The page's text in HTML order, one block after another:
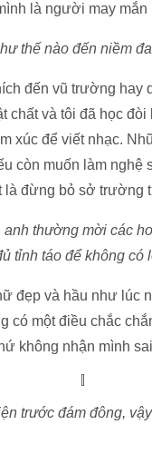
là người may mắn
thế nào đến niềm
đến vũ trường hay
chất và tôi đã học
xúc để viết nhạc.
còn muốn làm nghệ
là đừng bỏ sở trường
thường mời các
tỉnh táo để không có
đẹp và hầu như lúc
có một điều chắc
không nhận mình
trước đám đông,